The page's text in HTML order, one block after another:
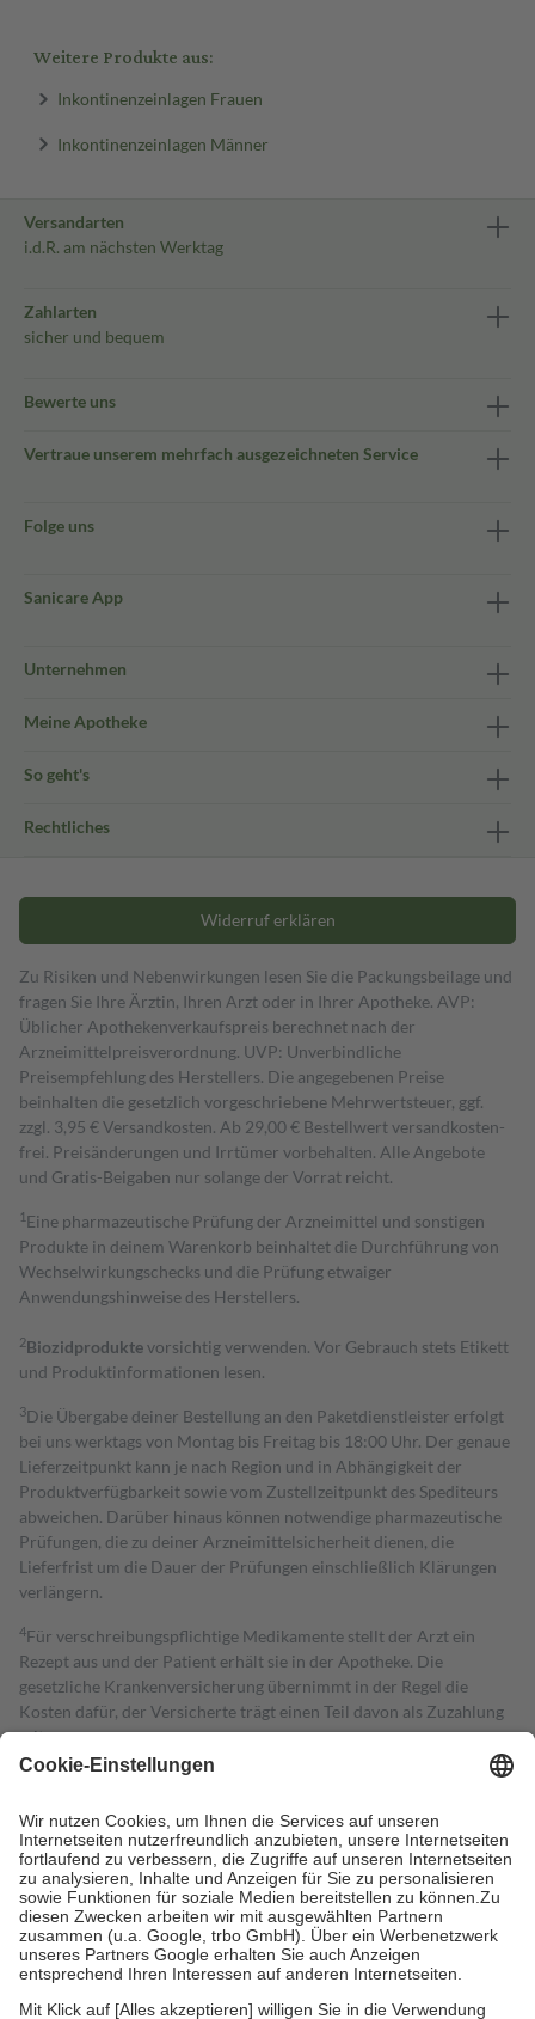
Weitere Produkte aus:
Inkontinenzeinlagen Frauen
Inkontinenzeinlagen Männer
Versandarten
i.d.R. am nächsten Werktag
Zahlarten
sicher und bequem
Bewerte uns
Vertraue unserem mehrfach ausgezeichneten Service
Folge uns
Sanicare App
Unternehmen
Meine Apotheke
So geht's
Rechtliches
Widerruf erklären
Zu Risiken und Nebenwirkungen lesen Sie die Packungsbeilage und
fragen Sie Ihre Ärztin, Ihren Arzt oder in Ihrer Apotheke. AVP:
Üblicher Apothekenverkaufspreis berechnet nach der
Arzneimittelpreisverordnung. UVP: Unverbindliche
Preisempfehlung des Herstellers. Die angegebenen Preise
beinhalten die gesetzlich vorgeschriebene Mehrwertsteuer, ggf.
zzgl. 3,95 € Versandkosten. Ab 29,00 € Bestell­wert versand­kosten­
frei. Preisänderungen und Irrtümer vorbehalten. Alle Angebote
und Gratis-Beigaben nur solange der Vorrat reicht.
1 Eine pharmazeutische Prüfung der Arzneimittel und sonstigen
Produkte in deinem Warenkorb beinhaltet die Durchführung von
Wechselwirkungschecks und die Prüfung etwaiger
Anwendungshinweise des Herstellers.
2Biozidproduktevorsichtig verwenden. Vor Gebrauch stets Etikett
und Produktinformationen lesen.
3Die Übergabe deiner Bestellung an den Paketdienstleister erfolgt
bei uns werktags von Montag bis Freitag bis 18:00 Uhr. Der genaue
Lieferzeitpunkt kann je nach Region und in Abhängigkeit der
Produktverfügbarkeit sowie vom Zustellzeitpunkt des Spediteurs
abweichen. Darüber hinaus können notwendige pharmazeutische
Prüfungen, die zu deiner Arzneimittelsicherheit dienen, die
Lieferfrist um die Dauer der Prüfungen einschließlich Klärungen
verlängern.
4Für verschreibungspflichtige Medikamente stellt der Arzt ein
Rezept aus und der Patient erhält sie in der Apotheke. Die
gesetzliche Krankenversicherung übernimmt in der Regel die
Kosten dafür, der Versicherte trägt einen Teil davon als Zuzahlung
mit.
Grundsätzlich leisten Mitglieder Zuzahlungen in Höhe von zehn
höchstens zehn Euro.
Es sind jedoch nie mehr als die tatsächlichen
Kosten der Leistung zu entrichten.
Diese Regeln gelten grundsätzlich auch für Online-Apotheken.
Bei Heilmitteln und häuslicher Krankenpflege beträgt die
Zuzahlung zehn Prozent der Kosten sowie zehn Euro je
Verordnung.
Um das Engagement der Versicherten für ihre eigene Gesundheit zu
stärken und die besondere Stellung der Familie zu unterstützen,
fallenkeine Zuzahlungenan bei: